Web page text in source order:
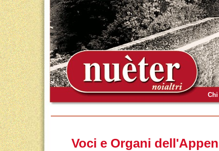
Voci e Organi